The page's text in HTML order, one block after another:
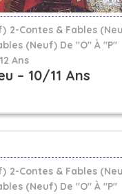
2-Contes & Fables
(neuf) De "O" À "P"
Ans
– 10/11 Ans
2-Contes & Fables
(neuf) De "O" À "P"